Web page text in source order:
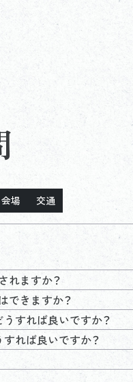
会場 交通
れますか？
できますか？
すれば良いですか？
れば良いですか？